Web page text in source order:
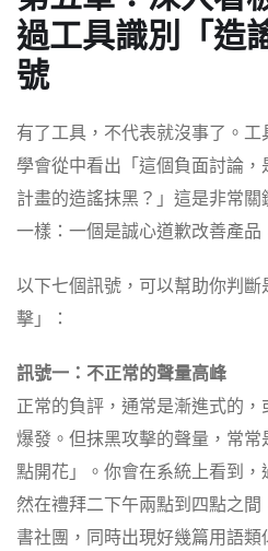
過工具識別「造
號
有了工具，不代表就沒事了。
學會從中看出「這個負面討論
計畫的造謠抹黑？」這是非常
一樣：一個是誠心道歉改善產品
以下七個訊號，可以幫助你判
擊」：
訊號一：不正常的聲量高峰
正常的負評，通常是漸進式的
爆發。但抹黑攻擊的聲量，常
點開花」。你會在系統上看到
然在禮拜二下午兩點到四點之
書社團，同時出現好幾篇用語